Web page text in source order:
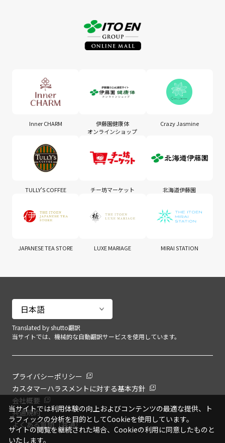
Translated by shutto翻訳
当サイトでは、機械的な自動翻訳サービスを使用しています。
Inner CHARM
伊藤園健康体
オンラインショップ
Crazy Jasmine
TULLY'S COFFEE チー坊マーケット 北海道伊藤園
JAPANESE TEA STORE LUXE MARIAGE MIRAI STATION
プライバシーポリシー
カスタマーハラスメントに対する基本方針
会社概要
共通規約
よくある質問（共通）
当サイトでは利用体験の向上およびコンテンツの最適な提供、ト
ラフィックの分析を目的としてCookieを使用しています。
サイトの閲覧を継続された場合、Cookieの利用に同意したものと
いたします。